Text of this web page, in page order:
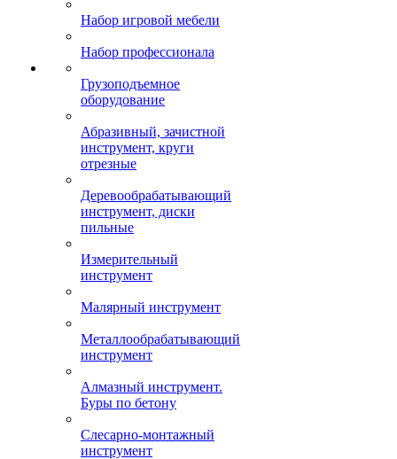
Набор игровой мебели
Набор профессионала
Грузоподъемное
оборудование
Абразивный, зачистной
инструмент, круги
отрезные
Деревообрабатывающий
инструмент, диски
пильные
Измерительный
инструмент
Малярный инструмент
Металлообрабатывающий
инструмент
Алмазный инструмент.
Буры по бетону
Слесарно-монтажный
инструмент